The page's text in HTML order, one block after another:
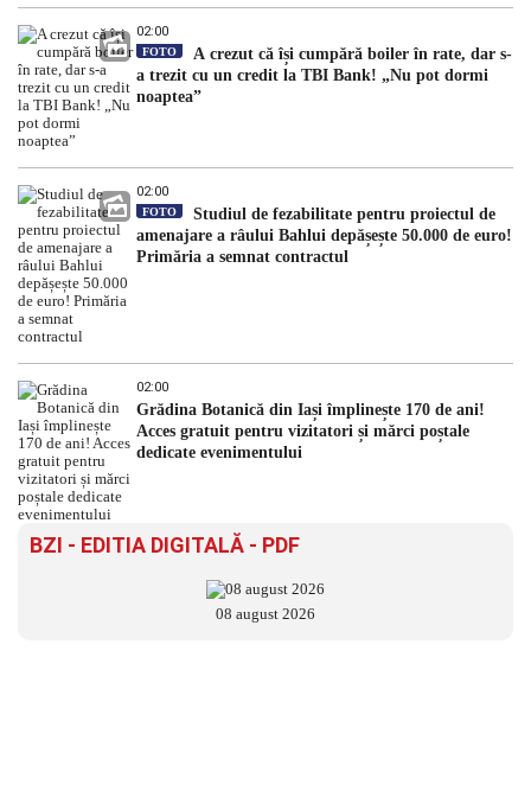
02:00
FOTO
A crezut că își cumpără boiler în rate, dar s-
a trezit cu un credit la TBI Bank! „Nu pot dormi
noaptea”
02:00
FOTO
Studiul de fezabilitate pentru proiectul de
amenajare a râului Bahlui depășește 50.000 de euro!
Primăria a semnat contractul
02:00
Grădina Botanică din Iași împlinește 170 de ani!
Acces gratuit pentru vizitatori și mărci poștale
dedicate evenimentului
BZI - EDITIA DIGITALĂ - PDF
08 august 2026